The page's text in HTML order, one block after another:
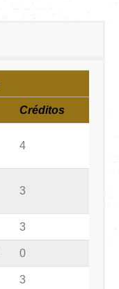
Créditos
4
3
3
0
3